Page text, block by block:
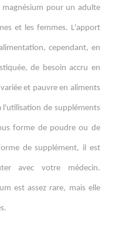
magnésium pour un adulte
et les femmes. L'apport
cependant, en
de besoin accru en
et pauvre en aliments
l'utilisation de suppléments
forme de poudre ou de
de supplément, il est
avec votre médecin.
est assez rare, mais elle